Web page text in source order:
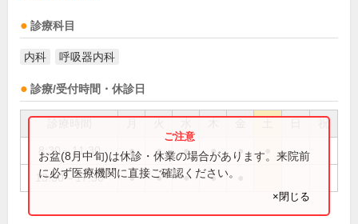
診療科目
内科 呼吸器内科
診療/受付時間・休診日
祝
8:30～11:30 ● ● ● ● ●
13:30～17:30 ● ● ● ●
お盆(8月中旬)は休診・休業の場合があります。来院前
に必ず医療機関に直接ご確認ください。
×閉じる